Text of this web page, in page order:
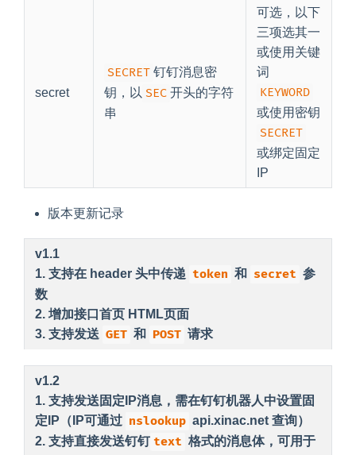
secret
SECRET 钉钉消息密
钥，以 SEC 开头的字符
串
可选，以下
三项选其一
或使用关键
词
KEYWORD
或使用密钥
SECRET
或绑定固定
IP
版本更新记录
v1.1
1. 支持在 header 头中传递 token 和 secret 参
数
2. 增加接口首页 HTML页面
3. 支持发送 GET 和 POST 请求
v1.2
1. 支持发送固定IP消息，需在钉钉机器人中设置固
定IP（IP可通过 nslookup api.xinac.net 查询）
2. 支持直接发送钉钉 text 格式的消息体，可用于